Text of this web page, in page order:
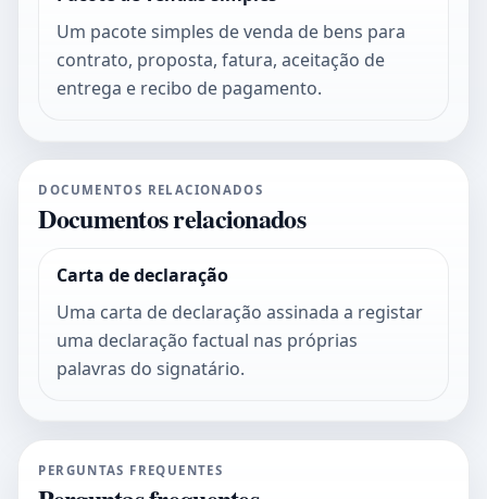
Um pacote simples de venda de bens para
contrato, proposta, fatura, aceitação de
entrega e recibo de pagamento.
DOCUMENTOS RELACIONADOS
Documentos relacionados
Carta de declaração
Uma carta de declaração assinada a registar
uma declaração factual nas próprias
palavras do signatário.
PERGUNTAS FREQUENTES